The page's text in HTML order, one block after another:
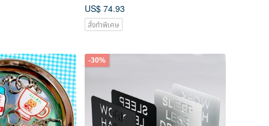
US$ 74.93
สั่งทำพิเศษ
-30%